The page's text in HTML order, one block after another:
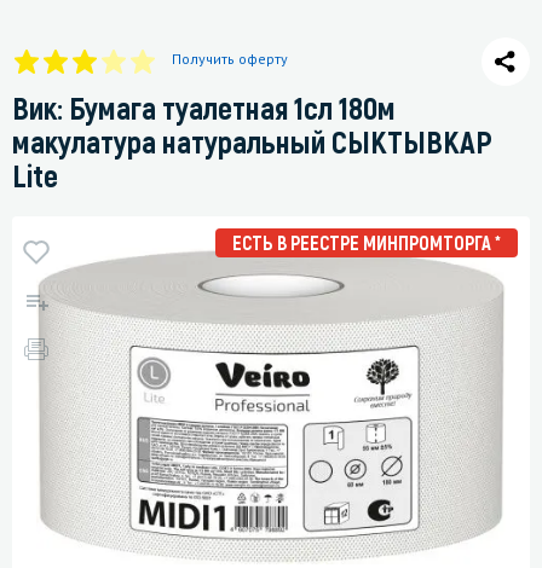
Получить оферту
Вик: Бумага туалетная 1сл 180м
макулатура натуральный СЫКТЫВКАР
Lite
ЕСТЬ В РЕЕСТРЕ МИНПРОМТОРГА *